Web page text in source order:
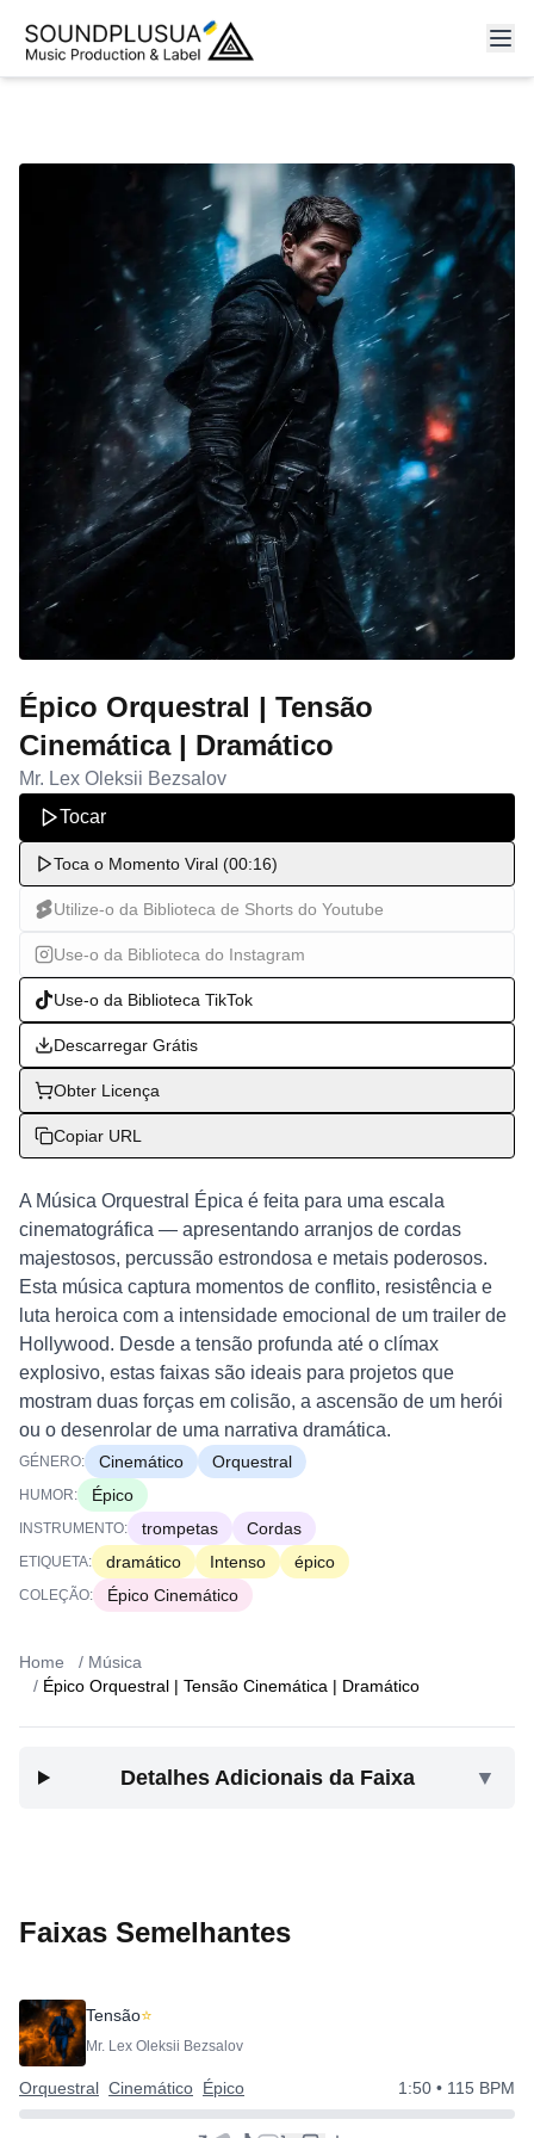
Épico Orquestral | Tensão
Cinemática | Dramático
Mr. Lex Oleksii Bezsalov
Tocar
Toca o Momento Viral (00:16)
Utilize-o da Biblioteca de Shorts do Youtube
Use-o da Biblioteca do Instagram
Use-o da Biblioteca TikTok
Descarregar Grátis
Obter Licença
Copiar URL
A Música Orquestral Épica é feita para uma escala
cinematográfica — apresentando arranjos de cordas
majestosos, percussão estrondosa e metais poderosos.
Esta música captura momentos de conflito, resistência e
luta heroica com a intensidade emocional de um trailer de
Hollywood. Desde a tensão profunda até o clímax
explosivo, estas faixas são ideais para projetos que
mostram duas forças em colisão, a ascensão de um herói
ou o desenrolar de uma narrativa dramática.
GÉNERO: Cinemático Orquestral
HUMOR: Épico
INSTRUMENTO: trompetas Cordas
ETIQUETA: dramático Intenso épico
COLEÇÃO: Épico Cinemático
Home / Música
/ Épico Orquestral | Tensão Cinemática | Dramático
Detalhes Adicionais da Faixa ▼
Faixas Semelhantes
Tensão⭐
Mr. Lex Oleksii Bezsalov
Orquestral Cinemático Épico 1:50 • 115 BPM